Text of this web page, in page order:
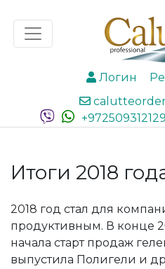
Логин
+972509312129
Итоги 2018
2018 год стал для
продуктивным. В конце
начала старт продаж
выпустила Полигели и